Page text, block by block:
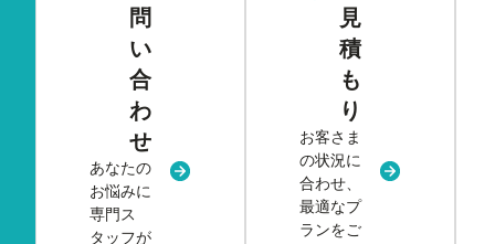
問
い
合
わ
せ
あなたの
お悩みに
専門ス
タッフが
新規タブまたはウィンドウで開く
見
積
も
り
お客さま
の状況に
合わせ、
最適なプ
ランをご
新規タブま